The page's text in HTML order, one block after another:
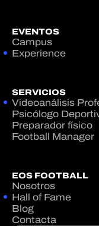
EVENTOS
Campus
Experience
SERVICIOS
Videoanálisis
Psicólogo
Preparador físico
Football Manager
EOS FOOTBALL
Nosotros
Hall of Fame
Blog
Contacta